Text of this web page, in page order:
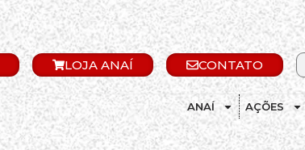
LOJA ANAÍ CONTATO
ANAÍ AÇÕES